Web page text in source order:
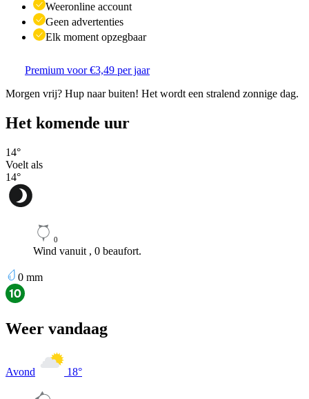
Weeronline account
Geen advertenties
Elk moment opzegbaar
Premium voor €3,49 per jaar
Morgen vrij? Hup naar buiten! Het wordt een stralend zonnige dag.
Het komende uur
14°
Voelt als
14°
0
Wind vanuit , 0 beaufort.
0 mm
Weer vandaag
Avond 18°